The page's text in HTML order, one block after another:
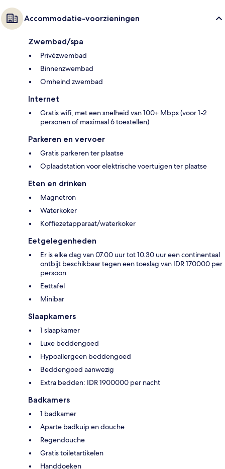
Accommodatie-voorzieningen
Zwembad/spa
Privézwembad
Binnenzwembad
Omheind zwembad
Internet
Gratis wifi, met een snelheid van 100+ Mbps (voor 1-2
personen of maximaal 6 toestellen)
Parkeren en vervoer
Gratis parkeren ter plaatse
Oplaadstation voor elektrische voertuigen ter plaatse
Eten en drinken
Magnetron
Waterkoker
Koffiezetapparaat/waterkoker
Eetgelegenheden
Er is elke dag van 07.00 uur tot 10.30 uur een continentaal
ontbijt beschikbaar tegen een toeslag van IDR 170000 per
persoon
Eettafel
Minibar
Slaapkamers
1 slaapkamer
Luxe beddengoed
Hypoallergeen beddengoed
Beddengoed aanwezig
Extra bedden: IDR 1900000 per nacht
Badkamers
1 badkamer
Aparte badkuip en douche
Regendouche
Gratis toiletartikelen
Handdoeken